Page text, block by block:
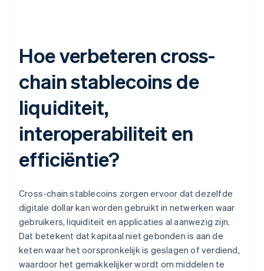
Hoe verbeteren cross-
chain stablecoins de
liquiditeit,
interoperabiliteit en
efficiëntie?
Cross-chain stablecoins zorgen ervoor dat dezelfde
digitale dollar kan worden gebruikt in netwerken waar
gebruikers, liquiditeit en applicaties al aanwezig zijn.
Dat betekent dat kapitaal niet gebonden is aan de
keten waar het oorspronkelijk is geslagen of verdiend,
waardoor het gemakkelijker wordt om middelen te